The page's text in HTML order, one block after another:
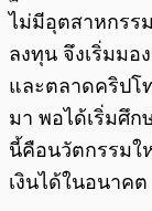
ไม่มีอุตสาหกรร
ลงทุน จึงเริ่มมอ
และตลาดคริปโ
มา พอได้เริ่มศึก
นี้คือนวัตกรรมใ
เงินได้ในอนาคต